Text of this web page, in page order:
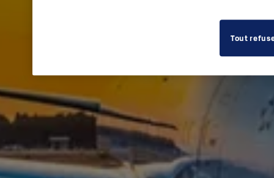
Tout